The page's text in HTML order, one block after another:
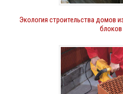
Экология строительства домов
блоков